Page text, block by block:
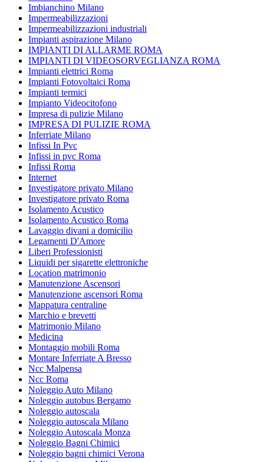
Imbianchino Milano
Impermeabilizzazioni
Impermeabilizzazioni industriali
Impianti aspirazione Milano
IMPIANTI DI ALLARME ROMA
IMPIANTI DI VIDEOSORVEGLIANZA ROMA
Impianti elettrici Roma
Impianti Fotovoltaici Roma
Impianti termici
Impianto Videocitofono
Impresa di pulizie Milano
IMPRESA DI PULIZIE ROMA
Inferriate Milano
Infissi In Pvc
Infissi in pvc Roma
Infissi Roma
Internet
Investigatore privato Milano
Investigatore privato Roma
Isolamento Acustico
Isolamento Acustico Roma
Lavaggio divani a domicilio
Legamenti D'Amore
Liberi Professionisti
Liquidi per sigarette elettroniche
Location matrimonio
Manutenzione Ascensori
Manutenzione ascensori Roma
Mappatura centraline
Marchio e brevetti
Matrimonio Milano
Medicina
Montaggio mobili Roma
Montare Inferriate A Bresso
Ncc Malpensa
Ncc Roma
Noleggio Auto Milano
Noleggio autobus Bergamo
Noleggio autoscala
Noleggio autoscala Milano
Noleggio Autoscala Monza
Noleggio Bagni Chimici
Noleggio bagni chimici Verona